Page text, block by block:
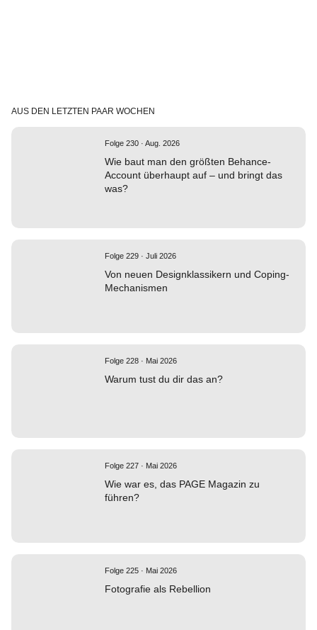
AUS DEN LETZTEN PAAR WOCHEN
Folge 230 · Aug. 2026
Wie baut man den größten Behance-
Account überhaupt auf – und bringt das
was?
Folge 229 · Juli 2026
Von neuen Designklassikern und Coping-
Mechanismen
Folge 228 · Mai 2026
Warum tust du dir das an?
Folge 227 · Mai 2026
Wie war es, das PAGE Magazin zu
führen?
Folge 225 · Mai 2026
Fotografie als Rebellion